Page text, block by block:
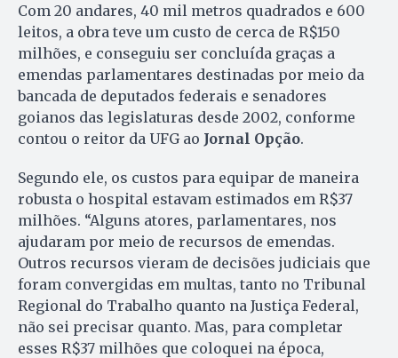
Com 20 andares, 40 mil metros quadrados e 600
leitos, a obra teve um custo de cerca de R$150
milhões, e conseguiu ser concluída graças a
emendas parlamentares destinadas por meio da
bancada de deputados federais e senadores
goianos das legislaturas desde 2002, conforme
contou o reitor da UFG ao Jornal Opção.
Segundo ele, os custos para equipar de maneira
robusta o hospital estavam estimados em R$37
milhões. “Alguns atores, parlamentares, nos
ajudaram por meio de recursos de emendas.
Outros recursos vieram de decisões judiciais que
foram convergidas em multas, tanto no Tribunal
Regional do Trabalho quanto na Justiça Federal,
não sei precisar quanto. Mas, para completar
esses R$37 milhões que coloquei na época,